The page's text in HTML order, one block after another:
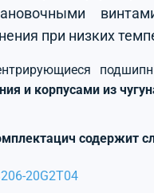
при низких
и корпусами из
содержит
20G2T04